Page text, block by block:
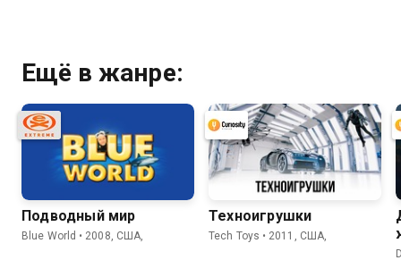
Ещё в жанре:
Подводный мир
Blue World • 2008, США,
Техноигрушки
Tech Toys • 2011, США,